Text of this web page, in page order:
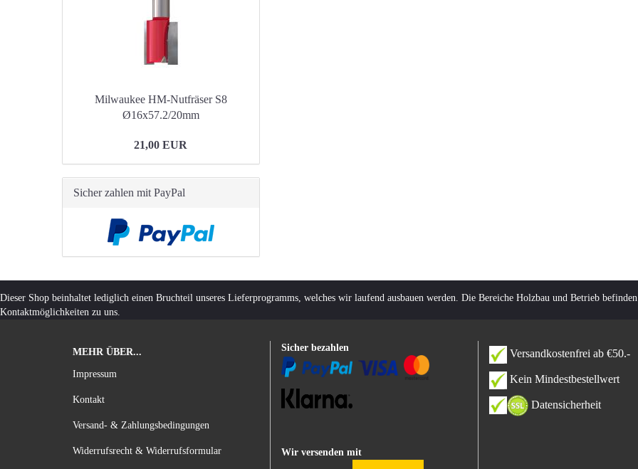
Milwaukee HM-Nutfräser S8
Ø16x57.2/20mm
21,00 EUR
Sicher zahlen mit PayPal
Dieser Shop beinhaltet lediglich einen Bruchteil unseres Lieferprogramms, welches wir laufend ausbauen werden. Die Bereiche Holzbau und Betrieb
Kontaktmöglichkeiten zu uns.
MEHR ÜBER...
Impressum
Kontakt
Versand- & Zahlungsbedingungen
Widerrufsrecht & Widerrufsformular
Sicher bezahlen
Wir versenden mit
Versandkostenfrei ab €50.-
Kein Mindestbestellwert
Datensicherheit